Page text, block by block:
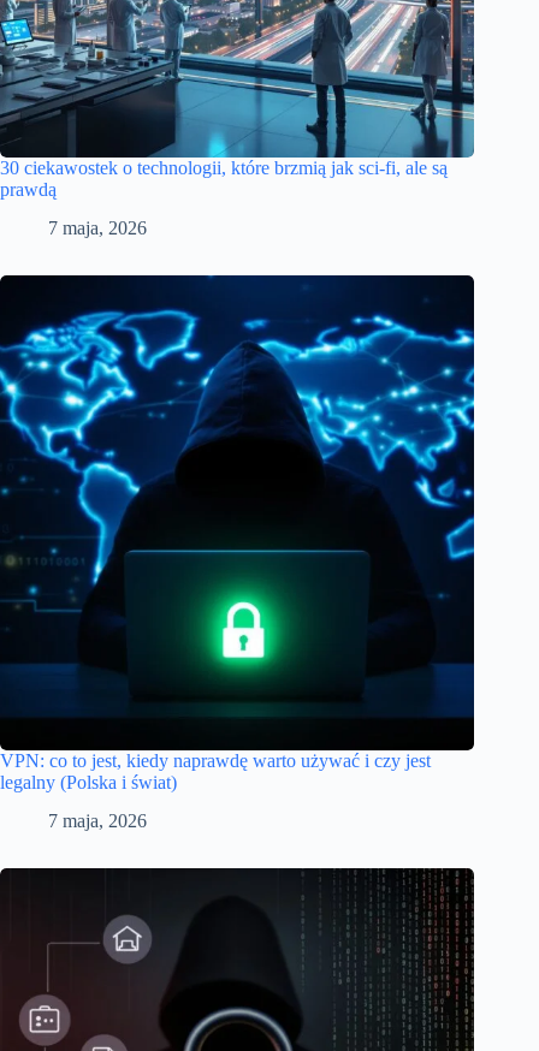
30 ciekawostek o technologii, które brzmią jak sci‑fi, ale są
prawdą
7 maja, 2026
VPN: co to jest, kiedy naprawdę warto używać i czy jest
legalny (Polska i świat)
7 maja, 2026